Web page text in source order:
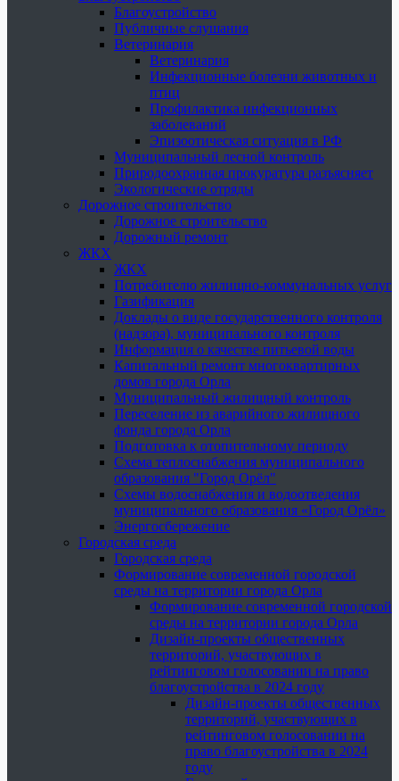
Благоустройство
Публичные слушания
Ветеринария
Ветеринария
Инфекционные болезни животных и
птиц
Профилактика инфекционных
заболеваний
Эпизоотическая ситуация в РФ
Муниципальный лесной контроль
Природоохранная прокуратура разъясняет
Экологические отряды
Дорожное строительство
Дорожное строительство
Дорожный ремонт
ЖКХ
ЖКХ
Потребителю жилищно-коммунальных услуг
Газификация
Доклады о виде государственного контроля
(надзора), муниципального контроля
Информация о качестве питьевой воды
Капитальный ремонт многоквартирных
домов города Орла
Муниципальный жилищный контроль
Переселение из аварийного жилищного
фонда города Орла
Подготовка к отопительному периоду
Схема теплоснабжения муниципального
образования "Город Орёл"
Схемы водоснабжения и водоотведения
муниципального образования «Город Орёл»
Энергосбережение
Городская среда
Городская среда
Формирование современной городской
среды на территории города Орла
Формирование современной городской
среды на территории города Орла
Дизайн-проекты общественных
территорий, участвующих в
рейтинговом голосовании на право
благоустройства в 2024 году
Дизайн-проекты общественных
территорий, участвующих в
рейтинговом голосовании на
право благоустройства в 2024
году